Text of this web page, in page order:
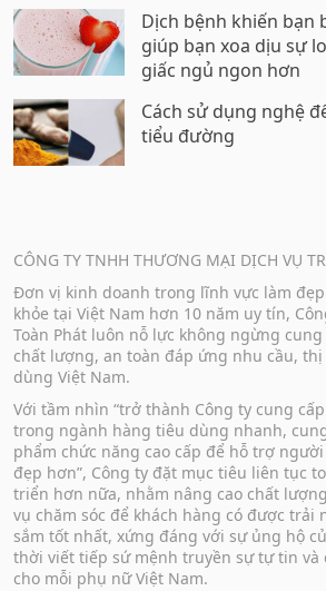
Dịch bệnh khiến bạn
giúp bạn xoa dịu sự
giấc ngủ ngon hơn
Cách sử dụng nghệ
tiểu đường
CÔNG TY TNHH THƯƠNG MẠI DỊCH VỤ
Đơn vị kinh doanh trong lĩnh vực làm đẹp
khỏe tại Việt Nam hơn 10 năm uy tín,
Toàn Phát luôn nỗ lực không ngừng
chất lượng, an toàn đáp ứng nhu cầu,
dùng Việt Nam.
Với tầm nhìn “trở thành Công ty cung
trong ngành hàng tiêu dùng nhanh,
phẩm chức năng cao cấp để hỗ trợ
đẹp hơn”, Công ty đặt mục tiêu liên tục
triển hơn nữa, nhằm nâng cao chất
vụ chăm sóc để khách hàng có được trải
sắm tốt nhất, xứng đáng với sự ủng hộ
thời viết tiếp sứ mệnh truyền sự tự tin và
cho mỗi phụ nữ Việt Nam.